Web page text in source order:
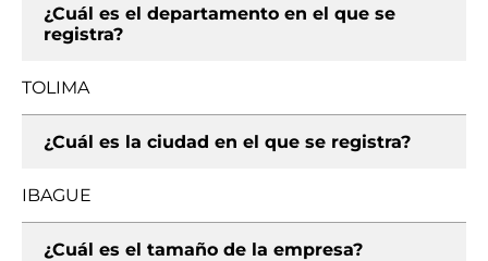
¿Cuál es el departamento en el que se
registra?
TOLIMA
¿Cuál es la ciudad en el que se registra?
IBAGUE
¿Cuál es el tamaño de la empresa?